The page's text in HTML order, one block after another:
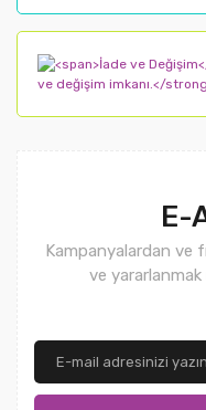
E-
Kampanyalardan ve
ve